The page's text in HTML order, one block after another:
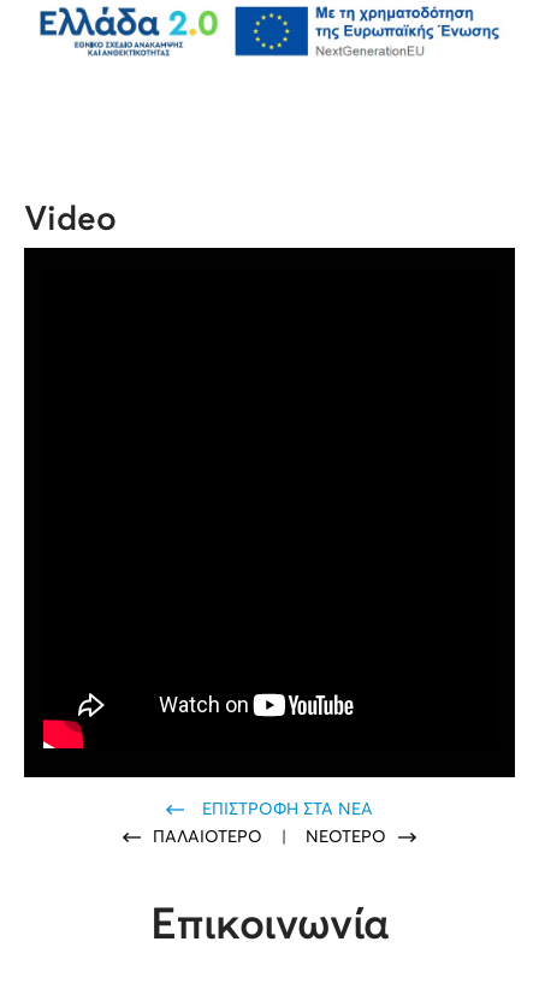
Video
ΕΠΙΣΤΡΟΦΗ ΣΤΑ ΝΕΑ
ΠΑΛΑΙΟΤΕΡΟ
ΝΕΟΤΕΡΟ
Επικοινωνία